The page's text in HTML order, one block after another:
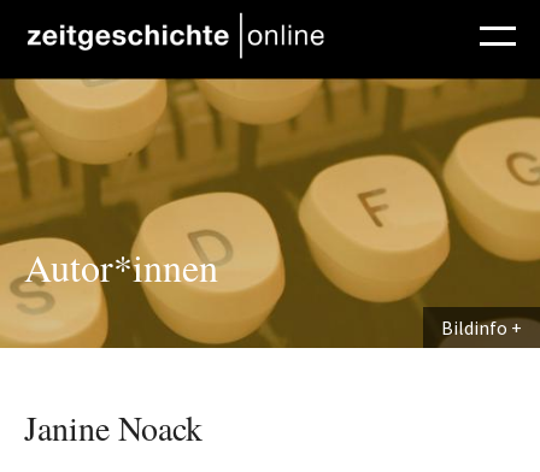
Direkt zum Inhalt
Autor*innen
Bildinfo
Janine Noack